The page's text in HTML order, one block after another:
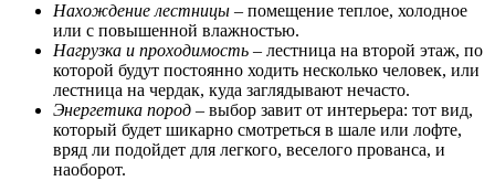
Нахождение лестницы – помещение теплое, холодное
или с повышенной влажностью.
Нагрузка и проходимость – лестница на второй этаж, по
которой будут постоянно ходить несколько человек, или
лестница на чердак, куда заглядывают нечасто.
Энергетика пород – выбор завит от интерьера: тот вид,
который будет шикарно смотреться в шале или лофте,
вряд ли подойдет для легкого, веселого прованса, и
наоборот.